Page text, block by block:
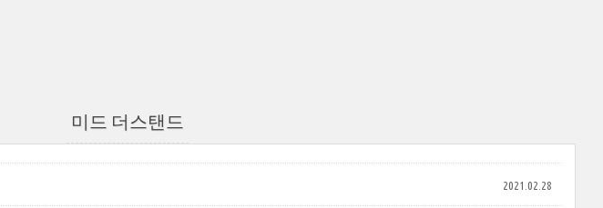
미드 더스탠드
2021.02.28